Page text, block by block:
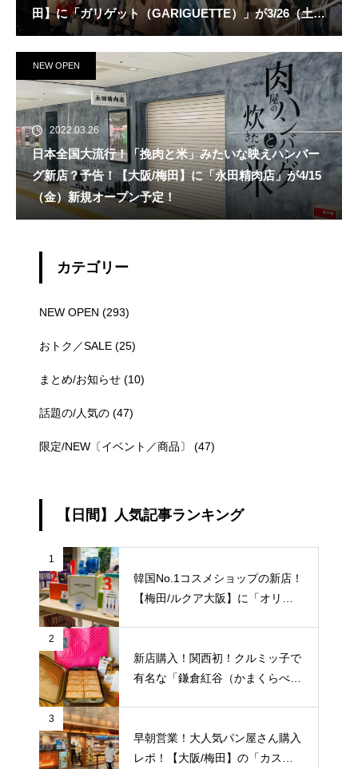
田】に「ガリゲット（GARIGUETTE）」が3/26（土）
新規オープン！
NEW OPEN
2022.03.26
日本全国大流行！「挽肉と米」みたいな映えハンバー
グ新店？予告！【大阪/梅田】に「永田精肉店」が4/15
（金）新規オープン予定！
カテゴリー
NEW OPEN (293)
おトク／SALE (25)
まとめ/お知らせ (10)
話題の/人気の (47)
限定/NEW〔イベント／商品〕 (47)
【日間】人気記事ランキング
1
韓国No.1コスメショップの新店！
【梅田/ルクア大阪】に「オリー
2
新店購入！関西初！クルミッ子で
有名な「鎌倉紅谷（かまくらべに
ン！
3
早朝営業！大人気パン屋さん購入
レポ！【大阪/梅田】の「カスカ